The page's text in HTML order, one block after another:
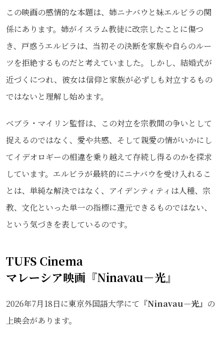
この映画の感情的な本題は、姉ニナバウと妹エルビラの関
係にあります。姉がイスラム教徒に改宗したことに傷つ
き、戸惑うエルビラは、当初その決断を家族や自らのルー
ツを拒絶するものだと考えていました。しかし、結婚式が
近づくにつれ、彼女は信仰と家族が必ずしも対立するもの
ではないと理解し始めます。
ベブラ・マイリン監督は、この対立を宗教間の争いとして
捉えるのではなく、愛や共感、そして親愛の情がいかにし
てイデオロギーの相違を乗り越えて存続し得るのかを探求
しています。エルビラが最終的にニナバウを受け入れるこ
とは、単純な解決ではなく、アイデンティティは人種、宗
教、文化といった単一の指標に還元できるものではない、
という気づきを表しているのです。
TUFS Cinema
マレーシア映画『Ninavau－光』
2026年7月18日に東京外国語大学にて『Ninavau－光』の
上映会があります。